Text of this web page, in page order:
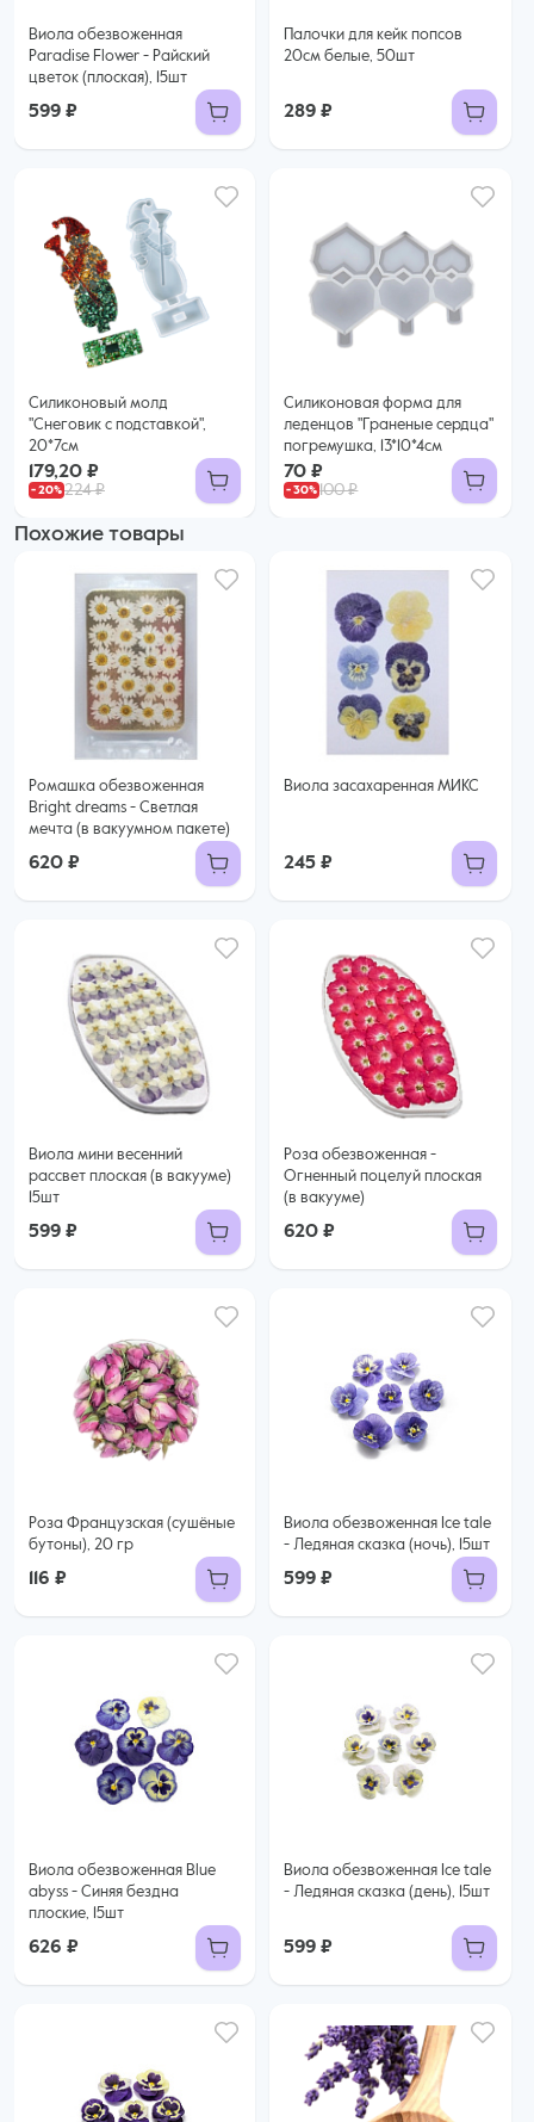
Виола обезвоженная
Paradise Flower - Райский
цветок (плоская), 15шт
599 ₽
Палочки для кейк попсов
20см белые, 50шт
289 ₽
Силиконовый молд
"Снеговик с подставкой",
20*7см
179,20 ₽
224 ₽
Силиконовая форма для
леденцов "Граненые сердца"
погремушка, 13*10*4см
70 ₽
100 ₽
Похожие товары
Ромашка обезвоженная
Bright dreams - Светлая
мечта (в вакуумном пакете)
620 ₽
Виола засахаренная МИКС
245 ₽
Виола мини весенний
рассвет плоская (в вакууме)
15шт
599 ₽
Роза обезвоженная -
Огненный поцелуй плоская
(в вакууме)
620 ₽
Роза Французская (сушёные
бутоны), 20 гр
116 ₽
Виола обезвоженная Ice tale
- Ледяная сказка (ночь), 15шт
599 ₽
Виола обезвоженная Blue
abyss - Синяя бездна
плоские, 15шт
626 ₽
Виола обезвоженная Ice tale
- Ледяная сказка (день), 15шт
599 ₽